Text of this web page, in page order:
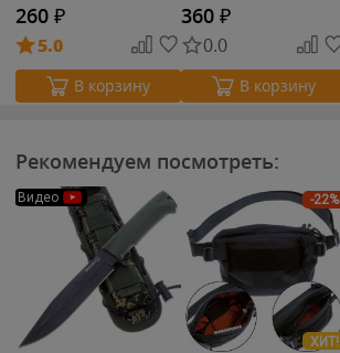
260 ₽
5.0
В корзину
360 ₽
0.0
В корзину
Рекомендуем посмотреть:
Видео -22%
ХИТ!